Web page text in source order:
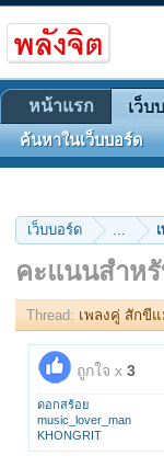
เว็บบอร์ด ...
คะแนนสำห
Thread: เพลงคู่ สักขี
ถูกใจ x 3
ดอกสร้อย
music_lover_man
KHONGRIT
หน้าแรก เว็บ
ค้นหาในเว็บบอร์ด